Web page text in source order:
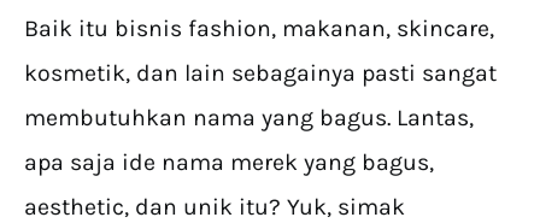
Baik itu bisnis fashion, makanan, skincare,
kosmetik, dan lain sebagainya pasti sangat
membutuhkan nama yang bagus. Lantas,
apa saja ide nama merek yang bagus,
aesthetic, dan unik itu? Yuk, simak